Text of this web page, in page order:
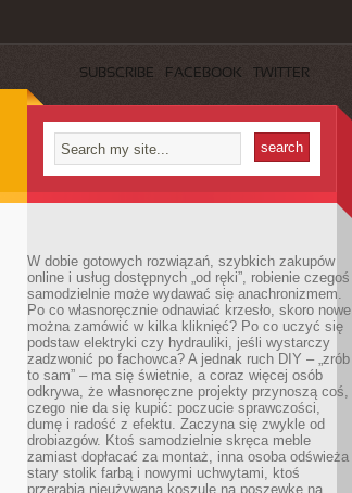
SUBSCRIBE FACEBOOK TWITTER
W dobie gotowych rozwiązań, szybkich zakupów
online i usług dostępnych „od ręki”, robienie czegoś
samodzielnie może wydawać się anachronizmem.
Po co własnoręcznie odnawiać krzesło, skoro nowe
można zamówić w kilka kliknięć? Po co uczyć się
podstaw elektryki czy hydrauliki, jeśli wystarczy
zadzwonić po fachowca? A jednak ruch DIY – „zrób
to sam” – ma się świetnie, a coraz więcej osób
odkrywa, że własnoręczne projekty przynoszą coś,
czego nie da się kupić: poczucie sprawczości,
dumę i radość z efektu. Zaczyna się zwykle od
drobiazgów. Ktoś samodzielnie skręca meble
zamiast dopłacać za montaż, inna osoba odświeża
stary stolik farbą i nowymi uchwytami, ktoś
przerabia nieużywaną koszulę na poszewkę na